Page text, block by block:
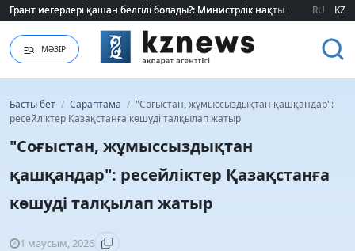
Грант иегерлері қашан белгілі болады?: Министрлік нақты мерзімді
Грант иегерлері қашан белгілі болады?: Министрлік нақты мерзімді
RU KZ
МӘЗІР
Басты бет / Сараптама / "Соғыстан, жұмыссыздықтан қашқандар":
ресейліктер Қазақстанға көшуді талқылап жатыр
"Соғыстан, жұмыссыздықтан
қашқандар": ресейліктер Қазақстанға
көшуді талқылап жатыр
1 маусым, 2026